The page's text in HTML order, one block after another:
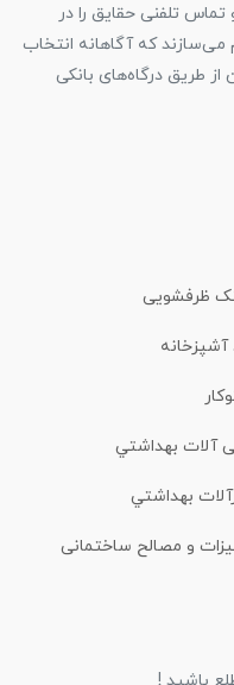
تلفنی حقایق را در
می‌سازند که آگاهانه انتخاب
طریق درگاه‌های بانکی
ظرفشویی
آلات بهداشتي
بهداشتي
و مصالح ساختمانی